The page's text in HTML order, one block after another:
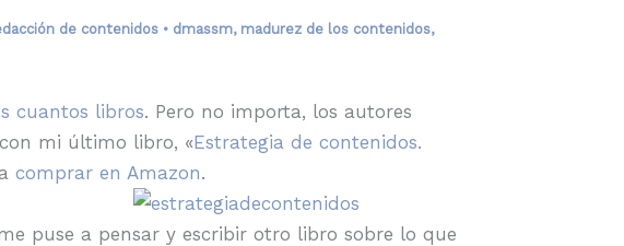
de contenidos• dmassm, madurez de los contenidos,
cuantos libros. Pero no importa, los autores
mi último libro, «Estrategia de contenidos.
comprar en Amazon.
puse a pensar y escribir otro libro sobre lo que